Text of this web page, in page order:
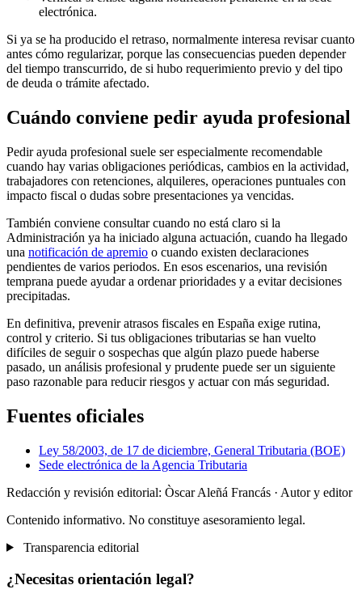
electrónica.
Si ya se ha producido el retraso, normalmente interesa revisar cuanto
antes cómo regularizar, porque las consecuencias pueden depender
del tiempo transcurrido, de si hubo requerimiento previo y del tipo
de deuda o trámite afectado.
Cuándo conviene pedir ayuda profesional
Pedir ayuda profesional suele ser especialmente recomendable
cuando hay varias obligaciones periódicas, cambios en la actividad,
trabajadores con retenciones, alquileres, operaciones puntuales con
impacto fiscal o dudas sobre presentaciones ya vencidas.
También conviene consultar cuando no está claro si la
Administración ya ha iniciado alguna actuación, cuando ha llegado
una notificación de apremio o cuando existen declaraciones
pendientes de varios periodos. En esos escenarios, una revisión
temprana puede ayudar a ordenar prioridades y a evitar decisiones
precipitadas.
En definitiva, prevenir atrasos fiscales en España exige rutina,
control y criterio. Si tus obligaciones tributarias se han vuelto
difíciles de seguir o sospechas que algún plazo puede haberse
pasado, un análisis profesional y prudente puede ser un siguiente
paso razonable para reducir riesgos y actuar con más seguridad.
Fuentes oficiales
Ley 58/2003, de 17 de diciembre, General Tributaria (BOE)
Sede electrónica de la Agencia Tributaria
Redacción y revisión editorial: Òscar Aleñá Francás · Autor y editor
Contenido informativo. No constituye asesoramiento legal.
Transparencia editorial
¿Necesitas orientación legal?